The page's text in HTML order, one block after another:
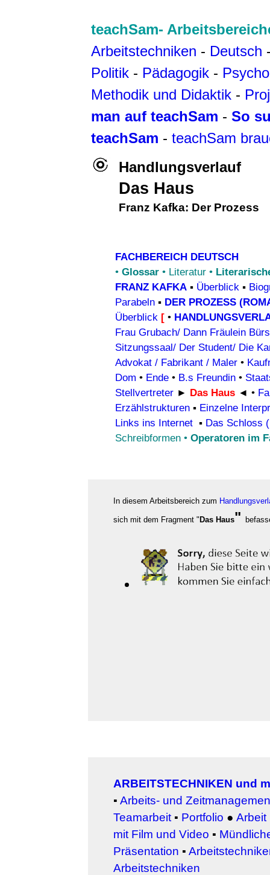
teachSam-
Arbeitstechniken - Deutsch
Politik - Pädagogik -
Methodik und Didaktik -
man auf teachSam - So
teachSam - teachSam
Handlungsverlauf
Das Haus
Franz Kafka: Der Prozess
FACHBEREICH DEUTSCH
• Glossar • Literatur •
FRANZ KAFKA ▪ Überblick ▪
Parabeln ▪ DER PROZESS
Überblick [ •
Frau Grubach/ Dann Fräulein
Sitzungssaal/ Der Student/ Die
Advokat / Fabrikant / Maler •
Dom • Ende • B.s Freundin •
Stellvertreter ► Das Haus ◄ •
Erzählstrukturen ▪ Einzelne
Links ins Internet ▪ Das Schloss
Schreibformen • Operatoren im
In diesem Arbeitsbereich zum
sich mit dem Fragment " Das Haus"
ARBEITSTECHNIKEN und
▪ Arbeits- und
Teamarbeit ▪ Portfolio ● Arbeit
mit Film und Video ▪
Präsentation ▪
Arbeitstechniken